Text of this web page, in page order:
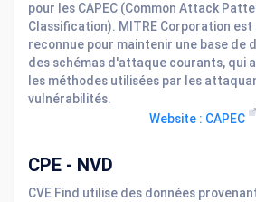
pour les CAPEC (Common Attack
Classification). MITRE Corporation est
reconnue pour maintenir une base de
des schémas d'attaque courants, qui
les méthodes utilisées par les
vulnérabilités.
Website : CAPEC
CPE - NVD
CVE Find utilise des données